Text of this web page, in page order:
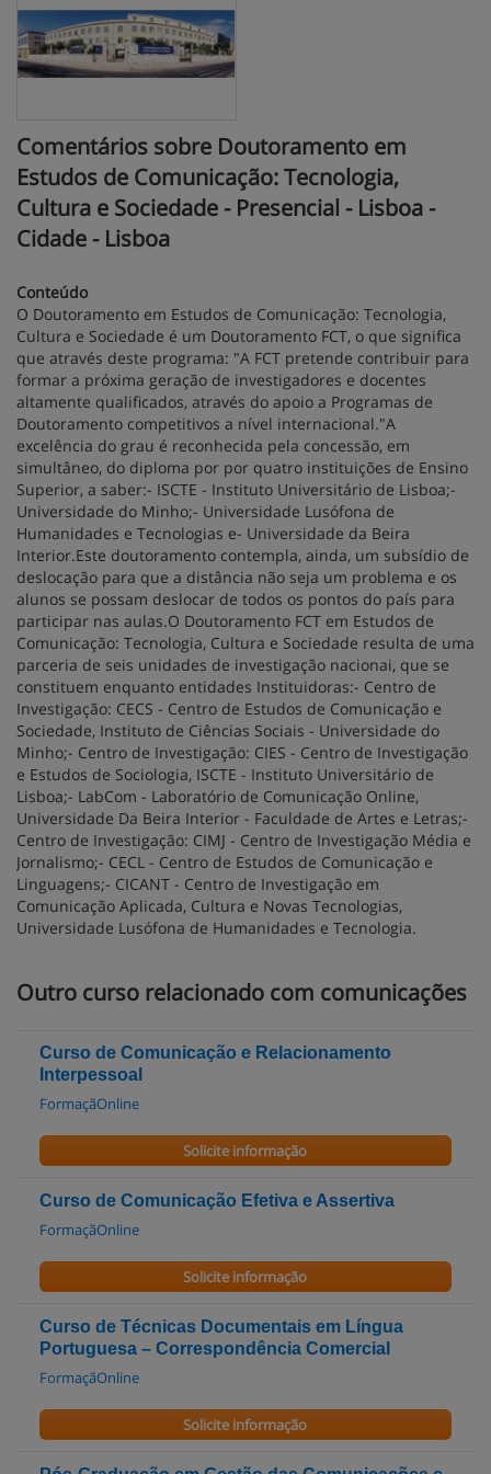
Comentários sobre Doutoramento em
Estudos de Comunicação: Tecnologia,
Cultura e Sociedade - Presencial - Lisboa -
Cidade - Lisboa
Conteúdo
O Doutoramento em Estudos de Comunicação: Tecnologia,
Cultura e Sociedade é um Doutoramento FCT, o que significa
que através deste programa: "A FCT pretende contribuir para
formar a próxima geração de investigadores e docentes
altamente qualificados, através do apoio a Programas de
Doutoramento competitivos a nível internacional."A
excelência do grau é reconhecida pela concessão, em
simultâneo, do diploma por por quatro instituições de Ensino
Superior, a saber:- ISCTE - Instituto Universitário de Lisboa;-
Universidade do Minho;- Universidade Lusófona de
Humanidades e Tecnologias e- Universidade da Beira
Interior.Este doutoramento contempla, ainda, um subsídio de
deslocação para que a distância não seja um problema e os
alunos se possam deslocar de todos os pontos do país para
participar nas aulas.O Doutoramento FCT em Estudos de
Comunicação: Tecnologia, Cultura e Sociedade resulta de uma
parceria de seis unidades de investigação nacionai, que se
constituem enquanto entidades Instituidoras:- Centro de
Investigação: CECS - Centro de Estudos de Comunicação e
Sociedade, Instituto de Ciências Sociais - Universidade do
Minho;- Centro de Investigação: CIES - Centro de Investigação
e Estudos de Sociologia, ISCTE - Instituto Universitário de
Lisboa;- LabCom - Laboratório de Comunicação Online,
Universidade Da Beira Interior - Faculdade de Artes e Letras;-
Centro de Investigação: CIMJ - Centro de Investigação Média e
Jornalismo;- CECL - Centro de Estudos de Comunicação e
Linguagens;- CICANT - Centro de Investigação em
Comunicação Aplicada, Cultura e Novas Tecnologias,
Universidade Lusófona de Humanidades e Tecnologia.
Outro curso relacionado com comunicações
Curso de Comunicação e Relacionamento
Interpessoal
FormaçãOnline
Solicite informação
Curso de Comunicação Efetiva e Assertiva
FormaçãOnline
Solicite informação
Curso de Técnicas Documentais em Língua
Portuguesa – Correspondência Comercial
FormaçãOnline
Solicite informação